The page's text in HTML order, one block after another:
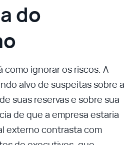
do
como ignorar os riscos. A
alvo de suspeitas sobre a
suas reservas e sobre sua
de que a empresa estaria
externo contrasta com